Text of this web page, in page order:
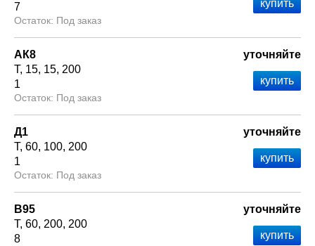
7
Под заказ
АК8
Т 15 15 200
1
Под заказ
уточняйте
Д1
Т 60 100 200
1
Под заказ
уточняйте
В95
Т 60 200 200
8
уточняйте